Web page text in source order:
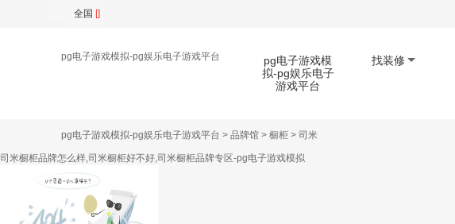
全国 []
pg电子游戏模拟-pg娱乐电子游戏平台
pg电子游戏模
拟-pg娱乐电子
游戏平台
找装修
pg电子游戏模拟-pg娱乐电子游戏平台 > 品牌馆 > 橱柜 > 司米
司米橱柜品牌怎么样,司米橱柜好不好,司米橱柜品牌专区-pg电子游戏模拟